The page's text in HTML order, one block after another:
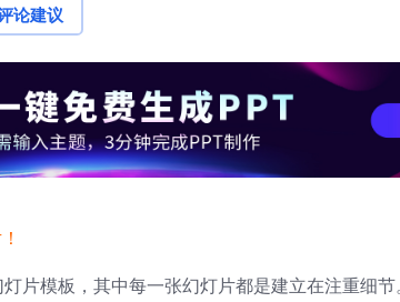
论建议
片模板，其中每一张幻灯片都是建立在注重细节。